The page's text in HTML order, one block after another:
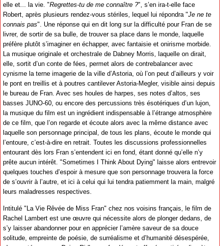
elle et... la vie. "Regrettes-tu de me connaître ?", s’en ira-t-elle face
Robert, après plusieurs rendez-vous stériles, lequel lui répondra "Je ne te
connais pas". Une réponse qui en dit long sur la difficulté pour Fran de se
livrer, de sortir de sa bulle, de trouver sa place dans le monde, laquelle
préfère plutôt s’imaginer en échapper, avec fantaisie et onirisme morbide.
La musique originale et orchestrale de Dabney Morris, laquelle on dirait,
elle, sortit d’un conte de fées, permet alors de contrebalancer avec
cynisme la terne imagerie de la ville d’Astoria, où l’on peut d’ailleurs y voir
le pont en treillis et à poutres cantilever Astoria-Megler, visible ainsi depuis
le bureau de Fran. Avec ses houles de harpes, ses notes d’altos, ses
basses JUNO-60, ou encore des percussions très ésotériques d’un lujon,
la musique du film est un ingrédient indispensable à l’étrange atmosphère
de ce film, que l’on regarde et écoute alors avec la même distance avec
laquelle son personnage principal, de tous les plans, écoute le monde qui
l’entoure, c’est-à-dire en retrait. Toutes les discussions professionnelles
entourant dès lors Fran s’entendent ici en fond, étant donné qu’elle n’y
prête aucun intérêt. "Sometimes I Think About Dying" laisse alors entrevoir
quelques touches d’espoir à mesure que son personnage trouvera la force
de s’ouvrir à l’autre, et ici à celui qui lui tendra patiemment la main, malgré
leurs maladresses respectives.
Intitulé "La Vie Rêvée de Miss Fran" chez nos voisins français, le film de
Rachel Lambert est une œuvre qui nécessite alors de plonger dedans, de
s’y laisser abandonner pour en apprécier l’amère saveur de sa douce
solitude, empreinte de poésie, de surréalisme et d’humanité désespérée,